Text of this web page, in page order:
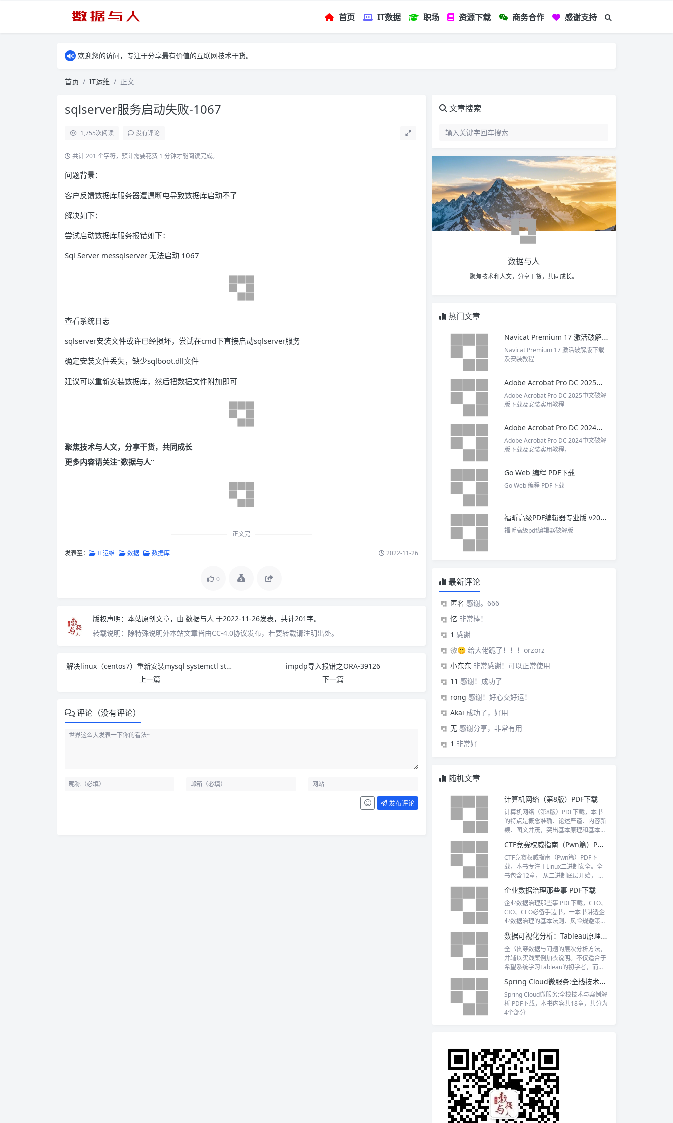
首页 IT数据 职场 资源下载 商务合作 感谢支持
欢迎您的访问，专注于分享最有价值的互联网技术干货。
首页 IT运维 正文
sqlserver服务启动失败-1067
1,755次阅读 没有评论
共计 201 个字符，预计需要花费 1 分钟才能阅读完成。
问题背景：
客户反馈数据库服务器遭遇断电导致数据库启动不了
解决如下：
尝试启动数据库服务报错如下：
Sql Server messqlserver 无法启动 1067
查看系统日志
sqlserver安装文件或许已经损坏，尝试在cmd下直接启动sqlserver服务
确定安装文件丢失，缺少sqlboot.dll文件
建议可以重新安装数据库，然后把数据文件附加即可
聚焦技术与人文，分享干货，共同成长
更多内容请关注“数据与人”
正文完
发表至： IT运维 数据 数据库 2022-11-26
0
版权声明： 本站原创文章，由 数据与人 于2022-11-26发表，共计201字。
转载说明： 除特殊说明外本站文章皆由CC-4.0协议发布，若要转载请注明出处。
解决linux（centos7）重新安装mysql systemctl start mysqld.service时报错
上一篇
impdp导入报错之ORA-39126
下一篇
评论（没有评论）
发布评论
文章搜索
数据与人
聚焦技术和人文，分享干货，共同成长。
热门文章
Navicat Premium 17 激活破解版下载及安装教程
Navicat Premium 17 激活破解版下载
及安装教程
Adobe Acrobat Pro DC 2025中文破解版下载及安装实用教程
Adobe Acrobat Pro DC 2025中文破解
版下载及安装实用教程
Adobe Acrobat Pro DC 2024中文破解版下载及安装实用教程
Adobe Acrobat Pro DC 2024中文破解
版下载及安装实用教程，
Go Web 编程 PDF下载
Go Web 编程 PDF下载
福昕高级PDF编辑器专业版 v2025 中文激活版
福昕高级pdf编辑器破解版
最新评论
匿名 感谢。666
忆 非常棒！
1 感谢
❀🤫 给大佬跪了！！！orzorz
小东东 非常感谢！可以正常使用
11 感谢！成功了
rong 感谢！好心交好运！
Akai 成功了，好用
无 感谢分享，非常有用
1 非常好
随机文章
计算机网络（第8版）PDF下载
计算机网络（第8版）PDF下载，本书
的特点是概念准确、论述严谨、内容新
颖、图文并茂，突出基本原理和基本概
一些新发展
CTF竞赛权威指南（Pwn篇）PDF下载
CTF竞赛权威指南（Pwn篇）PDF下
载，本书专注于Linux二进制安全。全
书包含12章， 从二进制底层开始， 结
洞、 缓解机制以及漏洞利用方法， 并
辅以分析工具和环境搭建的讲解．
企业数据治理那些事 PDF下载
企业数据治理那些事 PDF下载，CTO、
CIO、CEO必备手边书，一本书讲透企
业数据治理的基本法则、风险规避策
落地
数据可视化分析：Tableau原理与实践 PDF下载
全书贯穿数据与问题的层次分析方法，
并辅以实践案例加衣说明。不仅适合于
希望系统学习Tableau的初学者，而且
Spring Cloud微服务:全栈技术与案例解析 PDF下载
Spring Cloud微服务:全栈技术与案例解
析 PDF下载，本书内容共18章，共分为
4个部分